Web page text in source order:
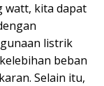
watt, kita dapat
listrik
beban
Selain itu,